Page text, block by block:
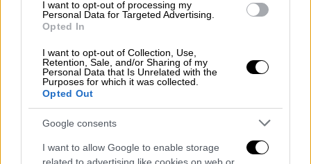
I want to opt-out of processing my
Personal Data for Targeted Advertising.
Opted In
I want to opt-out of Collection, Use,
Retention, Sale, and/or Sharing of my
Personal Data that Is Unrelated with the
Purposes for which it was collected.
Opted Out
Google consents
I want to allow Google to enable storage
20.03.2025 07:25
Ανησυχητική μελέτη: Η υπνηλία στις